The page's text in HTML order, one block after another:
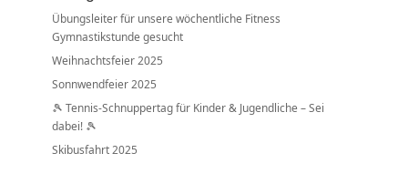
Übungsleiter für unsere wöchentliche Fitness
Gymnastikstunde gesucht
Weihnachtsfeier 2025
Sonnwendfeier 2025
🎾 Tennis-Schnuppertag für Kinder & Jugendliche – Sei
dabei! 🎾
Skibusfahrt 2025